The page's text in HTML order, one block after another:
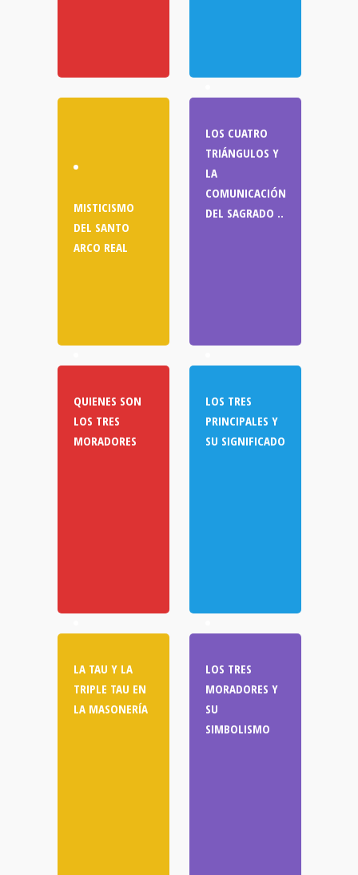
MISTICISMO
DEL SANTO
ARCO REAL
LOS CUATRO
TRIÁNGULOS Y
LA
COMUNICACIÓN
DEL SAGRADO ..
QUIENES SON
LOS TRES
MORADORES
LOS TRES
PRINCIPALES Y
SU SIGNIFICADO
LA TAU Y LA
TRIPLE TAU EN
LA MASONERÍA
LOS TRES
MORADORES Y
SU
SIMBOLISMO